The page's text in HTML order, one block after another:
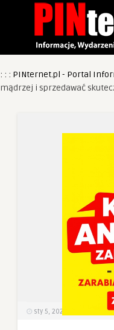
: : : PINternet.pl - Portal
mądrzej i sprzedawać
sty 5, 2026